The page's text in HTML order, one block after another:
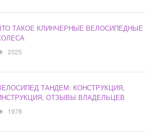
ТАКОЕ КЛИНЧЕРНЫЕ ВЕЛОСИПЕДНЫЕ
2025
ТАНДЕМ: КОНСТРУКЦИЯ,
ОТЗЫВЫ ВЛАДЕЛЬЦЕВ
1978